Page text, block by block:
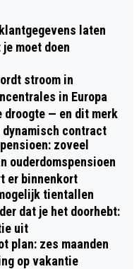
laten
moet doen
stroom in
in Europa
droogte — en dit merk
dynamisch contract
zoveel
ouderdomspensioen
er binnenkort
tientallen
dat je het doorhebt:
uit
plan: zes maanden
op vakantie